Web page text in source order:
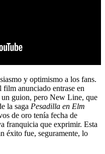
y optimismo a los fans.
film anunciado entrase en
guion, pero New Line, que
la saga Pesadilla en Elm
de oro tenía fecha de
franquicia que exprimir. Esta
éxito fue, seguramente, lo